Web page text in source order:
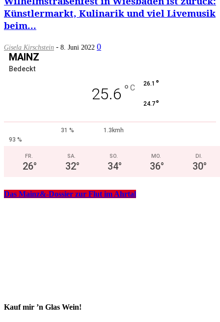
Künstlermarkt, Kulinarik und viel Livemusik
beim...
Gisela Kirschstein - 8. Juni 2022 0
MAINZ
Bedeckt
25.6 ° C 26.1 °
24.7°
31 %
1.3kmh
93 %
FR.
26°
SA.
32°
SO.
34°
MO.
36°
DI.
30°
Das Mainz&-Dossier zur Flut im Ahrtal
Kauf mir ’n Glas Wein!